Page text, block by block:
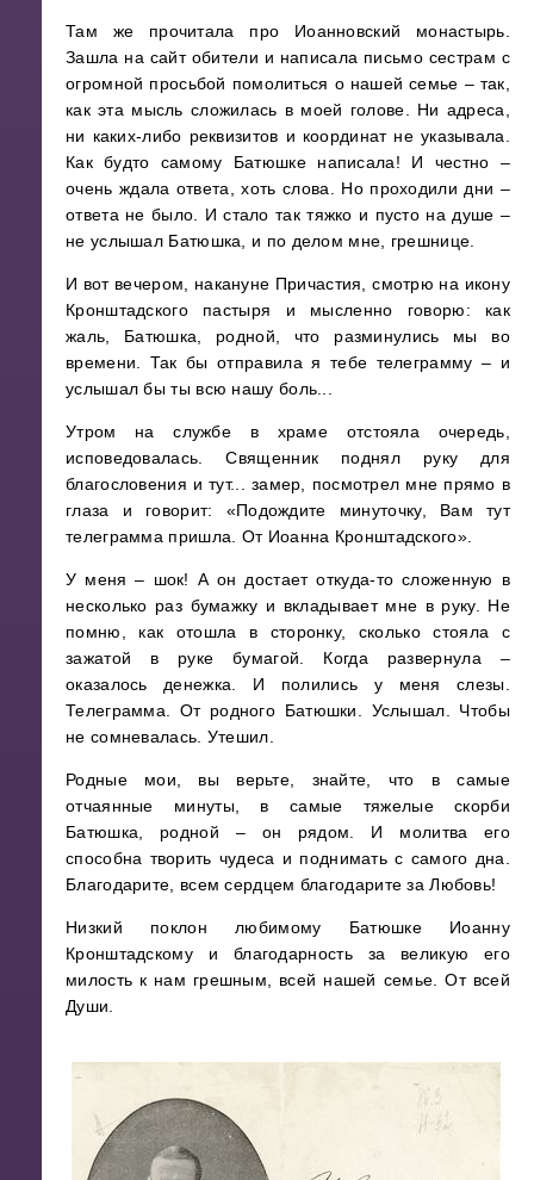
Там же прочитала про Иоанновский монастырь.
Зашла на сайт обители и написала письмо сестрам с
огромной просьбой помолиться о нашей семье – так,
как эта мысль сложилась в моей голове. Ни адреса,
ни каких-либо реквизитов и координат не указывала.
Как будто самому Батюшке написала! И честно –
очень ждала ответа, хоть слова. Но проходили дни –
ответа не было. И стало так тяжко и пусто на душе –
не услышал Батюшка, и по делом мне, грешнице.
И вот вечером, накануне Причастия, смотрю на икону
Кронштадского пастыря и мысленно говорю: как
жаль, Батюшка, родной, что разминулись мы во
времени. Так бы отправила я тебе телеграмму – и
услышал бы ты всю нашу боль...
Утром на службе в храме отстояла очередь,
исповедовалась. Священник поднял руку для
благословения и тут... замер, посмотрел мне прямо в
глаза и говорит: «Подождите минуточку, Вам тут
телеграмма пришла. От Иоанна Кронштадского».
У меня – шок! А он достает откуда-то сложенную в
несколько раз бумажку и вкладывает мне в руку. Не
помню, как отошла в сторонку, сколько стояла с
зажатой в руке бумагой. Когда развернула –
оказалось денежка. И полились у меня слезы.
Телеграмма. От родного Батюшки. Услышал. Чтобы
не сомневалась. Утешил.
Родные мои, вы верьте, знайте, что в самые
отчаянные минуты, в самые тяжелые скорби
Батюшка, родной – он рядом. И молитва его
способна творить чудеса и поднимать с самого дна.
Благодарите, всем сердцем благодарите за Любовь!
Низкий поклон любимому Батюшке Иоанну
Кронштадскому и благодарность за великую его
милость к нам грешным, всей нашей семье. От всей
Души.